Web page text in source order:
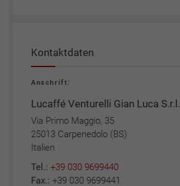
Kontaktdaten
Anschrift:
Lucaffé Venturelli Gian Luca S.r.l.
Via Primo Maggio, 35
25013 Carpenedolo (BS)
Italien
Tel.: +39 030 9699440
Fax.: +39 030 9699441